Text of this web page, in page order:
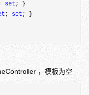
set ; }
; set ; }
，模板为空